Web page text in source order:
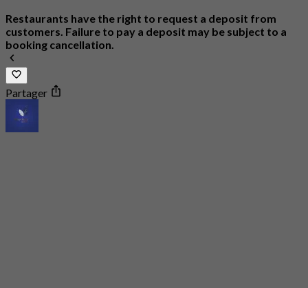
Restaurants have the right to request a deposit from
customers. Failure to pay a deposit may be subject to a
booking cancellation.
Partager